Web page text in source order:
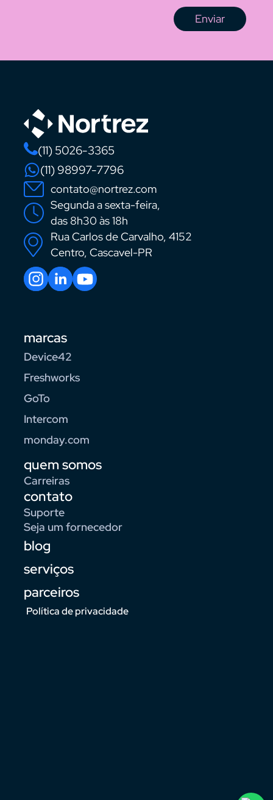
Enviar
(11) 5026-3365
(11) 98997-7796
contato@nortrez.com
Segunda a sexta-feira,
das 8h30 às 18h
Rua Carlos de Carvalho, 4152
Centro, Cascavel-PR
marcas
Device42
Freshworks
GoTo
Intercom
monday.com
quem somos
Carreiras
contato
Suporte
Seja um fornecedor
blog
serviços
parceiros
Política de privacidade